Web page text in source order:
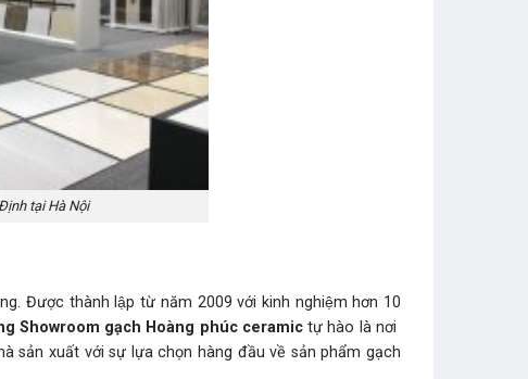
tại Hà Nội
Được thành lập từ năm 2009 với kinh nghiệm hơn 10
Showroom gạch Hoàng phúc ceramictự hào là nơi
sản xuất với sự lựa chọn hàng đầu về sản phẩm gạch